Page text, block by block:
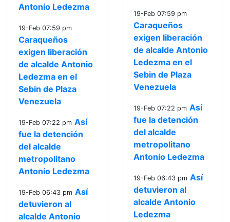
Antonio Ledezma
19-Feb 07:59 pm
Caraqueños
exigen liberación
de alcalde Antonio
Ledezma en el
Sebin de Plaza
Venezuela
19-Feb 07:22 pm Así
fue la detención
del alcalde
metropolitano
Antonio Ledezma
19-Feb 06:43 pm Así
detuvieron al
alcalde Antonio
19-Feb 07:59 pm
Caraqueños
exigen liberación
de alcalde Antonio
Ledezma en el
Sebin de Plaza
Venezuela
19-Feb 07:22 pm Así
fue la detención
del alcalde
metropolitano
Antonio Ledezma
19-Feb 06:43 pm Así
detuvieron al
alcalde Antonio
Ledezma